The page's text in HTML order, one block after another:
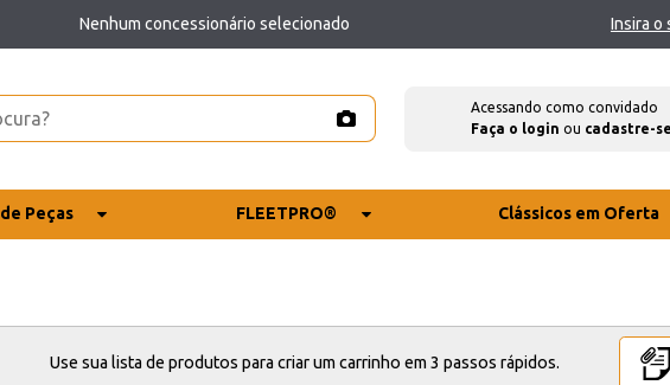
Nenhum concessionário selecionado Insira o
Acessando como convidado
Faça o login ou cadastre-se
Peças FLEETPRO® Clássicos em Oferta
Use sua lista de produtos para criar um carrinho em 3 passos rápidos.